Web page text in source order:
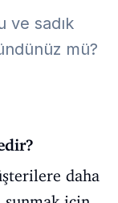
ve sadık
mü?
daha